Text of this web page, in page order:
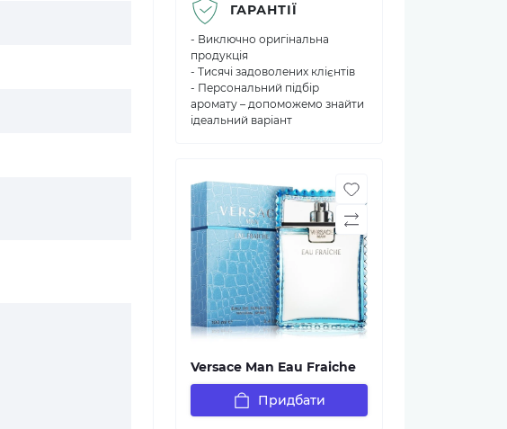
ГАРАНТІЇ
- Виключно оригінальна
продукція
- Тисячі задоволених клієнтів
- Персональний підбір
аромату – допоможемо знайти
ідеальний варіант
Versace Man Eau Fraiche
Придбати